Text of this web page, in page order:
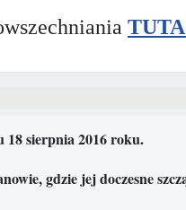
18 sierpnia 2016 roku.
gdzie jej doczesne